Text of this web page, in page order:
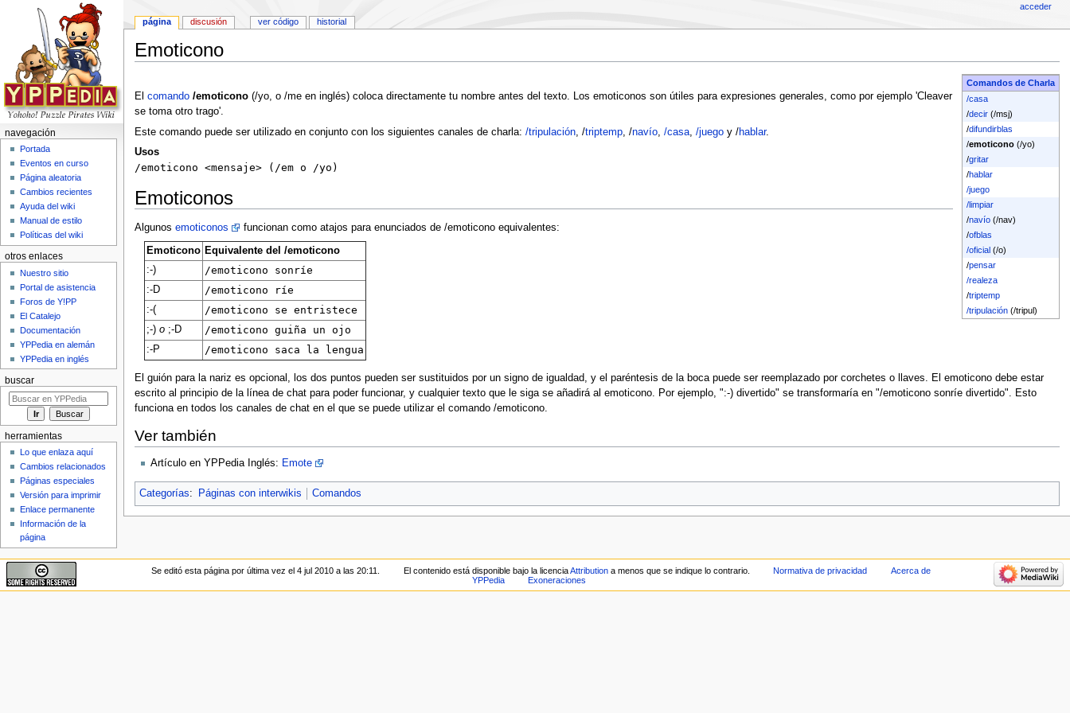
Emoticono
Comandos de Charla
/casa
/decir (/msj)
/difundirblas
/emoticono (/yo)
/gritar
/hablar
/juego
/limpiar
/navío (/nav)
/ofblas
/oficial (/o)
/pensar
/realeza
/triptemp
/tripulación (/tripul)
El comando /emoticono(/yo, o /me en inglés) coloca directamente tu nombre antes del texto. Los emoticonos son útiles para expresiones generales, como por ejemplo 'Cleaver
se toma otro trago'.
Este comando puede ser utilizado en conjunto con los siguientes canales de charla: /tripulación, /triptemp, /navío, /casa, /juegoy /hablar.
Usos
/emoticono <mensaje> (/em o /yo)
Emoticonos
Algunos emoticonos funcionan como atajos para enunciados de /emoticono equivalentes:
Emoticono Equivalente del /emoticono
:-)
/emoticono sonríe
:-D /emoticono ríe
:-( /emoticono se entristece
;-)o ;-D /emoticono guiña un ojo
:-P /emoticono saca la lengua
El guión para la nariz es opcional, los dos puntos pueden ser sustituidos por un signo de igualdad, y el paréntesis de la boca puede ser reemplazado por corchetes o llaves. El emoticono debe estar
escrito al principio de la línea de chat para poder funcionar, y cualquier texto que le siga se añadirá al emoticono. Por ejemplo, ":-) divertido" se transformaría en "/emoticono sonríe divertido". Esto
funciona en todos los canales de chat en el que se puede utilizar el comando /emoticono.
Ver también
Artículo en YPPedia Inglés: Emote
Categorías: Páginas con interwikis Comandos
página discusión ver código historial
acceder
navegación
Portada
Eventos en curso
Página aleatoria
Cambios recientes
Ayuda del wiki
Manual de estilo
Políticas del wiki
otros enlaces
Nuestro sitio
Portal de asistencia
Foros de Y!PP
El Catalejo
Documentación
YPPedia en alemán
YPPedia en inglés
buscar
herramientas
Lo que enlaza aquí
Cambios relacionados
Páginas especiales
Versión para imprimir
Enlace permanente
Información de la
página
Se editó esta página por última vez el 4 jul 2010 a las 20:11. El contenido está disponible bajo la licenciaAttributiona menos que se indique lo contrario. Normativa de privacidad
Acerca de
YPPedia
Exoneraciones